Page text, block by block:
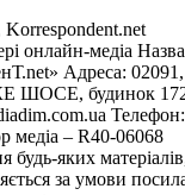
онлайн-медіа
Адреса: 02091,
ШОСЕ, будинок 172-
медіа – R40-06068
будь-яких
за умови